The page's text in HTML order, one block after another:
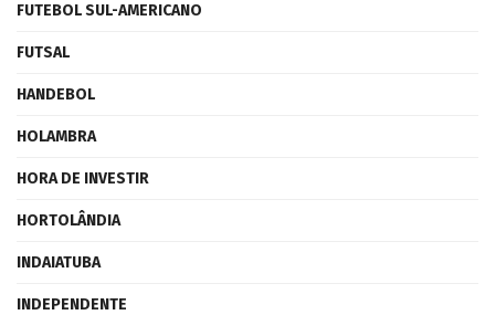
FUTEBOL SUL-AMERICANO
FUTSAL
HANDEBOL
HOLAMBRA
HORA DE INVESTIR
HORTOLÂNDIA
INDAIATUBA
INDEPENDENTE